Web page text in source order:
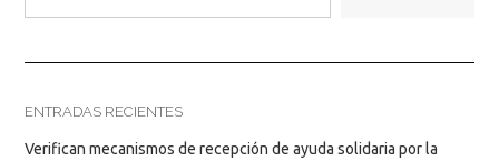
ENTRADAS RECIENTES
Verifican mecanismos de recepción de ayuda solidaria por la